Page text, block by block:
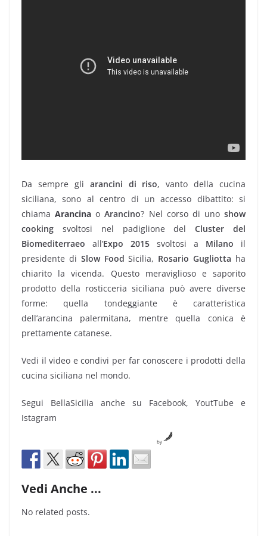
Da sempre gli arancini di riso, vanto della cucina
siciliana, sono al centro di un accesso dibattito: si
chiamaArancina o Arancino? Nel corso di uno show
cooking svoltosi nel padiglione delCluster del
Biomediterraeo all’Expo 2015 svoltosi a Milano il
presidente di Slow Food Sicilia, Rosario Gugliotta ha
chiarito la vicenda. Questo meraviglioso e saporito
prodotto della rosticceria siciliana può avere diverse
forme: quella tondeggiante è caratteristica
dell’arancina palermitana, mentre quella conica è
prettamente catanese.
Vedi il video e condivi per far conoscere i prodotti della
cucina siciliana nel mondo.
Segui BellaSicilia anche su Facebook, YoutTube e
Istagram
by
Vedi Anche ...
No related posts.